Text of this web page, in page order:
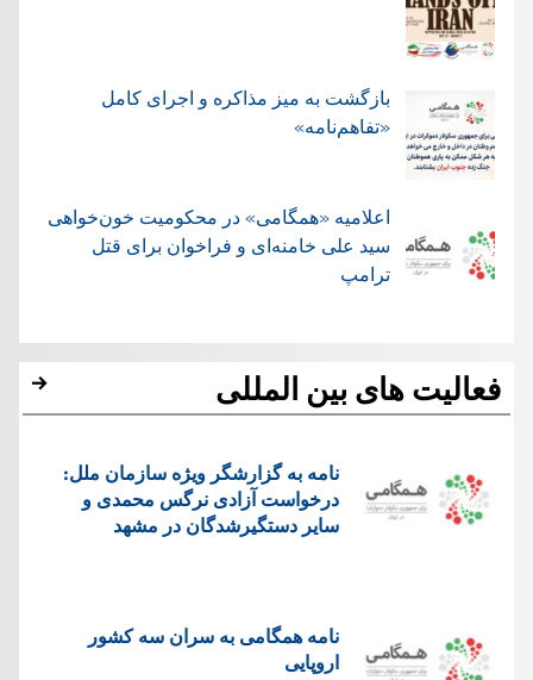
بازگشت به میز مذاکره و اجرای کامل
«تفاهم‌نامه»
اعلامیه «همگامی» در محکومیت خون‌خواهی
سید علی خامنه‌ای و فراخوان برای قتل
ترامپ
فعالیت های بین المللی
نامه به گزارشگر ویژه سازمان ملل:
درخواست آزادی نرگس محمدی و
سایر دستگیرشدگان در مشهد
نامه همگامی به سران سه کشور
اروپایی